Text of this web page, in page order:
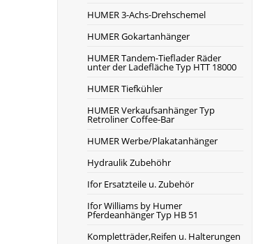
HUMER 3-Achs-Drehschemel
HUMER Gokartanhänger
HUMER Tandem-Tieflader Räder
unter der Ladefläche Typ HTT 18000
HUMER Tiefkühler
HUMER Verkaufsanhänger Typ
Retroliner Coffee-Bar
HUMER Werbe/Plakatanhänger
Hydraulik Zubehöhr
Ifor Ersatzteile u. Zubehör
Ifor Williams by Humer
Pferdeanhänger Typ HB 51
Kompletträder,Reifen u. Halterungen